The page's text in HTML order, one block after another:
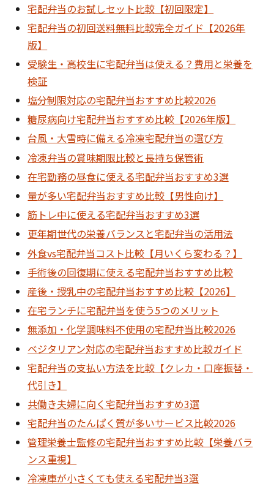
宅配弁当のお試しセット比較【初回限定】
宅配弁当の初回送料無料比較完全ガイド【2026年
版】
受験生・高校生に宅配弁当は使える？費用と栄養を
検証
塩分制限対応の宅配弁当おすすめ比較2026
糖尿病向け宅配弁当おすすめ比較【2026年版】
台風・大雪時に備える冷凍宅配弁当の選び方
冷凍弁当の賞味期限比較と長持ち保管術
在宅勤務の昼食に使える宅配弁当おすすめ3選
量が多い宅配弁当おすすめ比較【男性向け】
筋トレ中に使える宅配弁当おすすめ3選
更年期世代の栄養バランスと宅配弁当の活用法
外食vs宅配弁当コスト比較【月いくら変わる？】
手術後の回復期に使える宅配弁当おすすめ比較
産後・授乳中の宅配弁当おすすめ比較【2026】
在宅ランチに宅配弁当を使う5つのメリット
無添加・化学調味料不使用の宅配弁当比較2026
ベジタリアン対応の宅配弁当おすすめ比較ガイド
宅配弁当の支払い方法を比較【クレカ・口座振替・
代引き】
共働き夫婦に向く宅配弁当おすすめ3選
宅配弁当のたんぱく質が多いサービス比較2026
管理栄養士監修の宅配弁当おすすめ比較【栄養バラ
ンス重視】
冷凍庫が小さくても使える宅配弁当3選